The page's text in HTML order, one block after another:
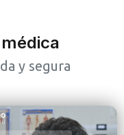
y segura